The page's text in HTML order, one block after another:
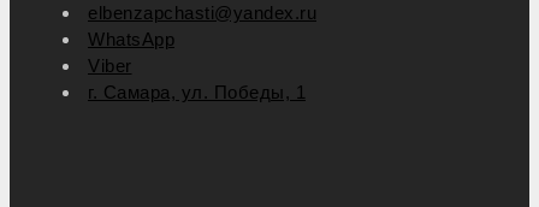
elbenzapchasti@yandex.ru
WhatsApp
Viber
г. Самара, ул. Победы, 1